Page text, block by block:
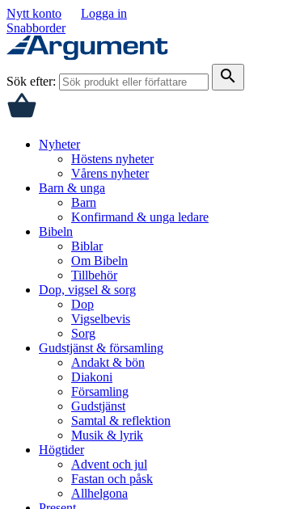
Nytt konto
Logga in
Snabborder
Sök efter: search
Nyheter
Höstens nyheter
Vårens nyheter
Barn & unga
Barn
Konfirmand & unga ledare
Bibeln
Biblar
Om Bibeln
Tillbehör
Dop, vigsel & sorg
Dop
Vigselbevis
Sorg
Gudstjänst & församling
Andakt & bön
Diakoni
Församling
Gudstjänst
Samtal & reflektion
Musik & lyrik
Högtider
Advent och jul
Fastan och påsk
Allhelgona